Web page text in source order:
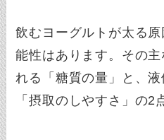
飲むヨーグルトが太る
能性はあります。その
れる「糖質の量」と、
「摂取のしやすさ」の2